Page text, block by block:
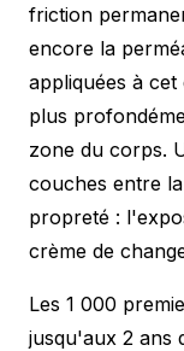
friction
encore la
appliquées à
plus
zone du corps.
couches entre
propreté :
crème de
Les 1 000
jusqu'aux 2 ans